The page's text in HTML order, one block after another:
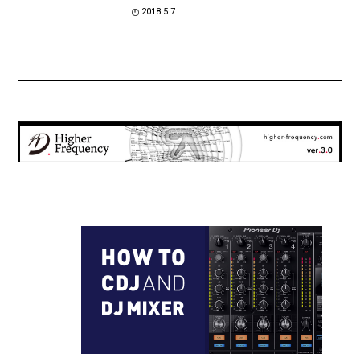
2018.5.7